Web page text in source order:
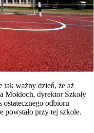
tak ważny dzień, że aż
Mołdoch, dyrektor Szkoły
odbioru
przy tej szkole.